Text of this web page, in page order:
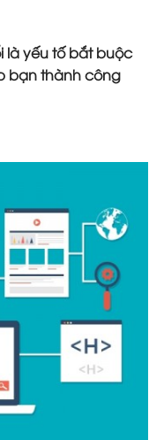
là yếu tố bắt buộc
bạn thành công